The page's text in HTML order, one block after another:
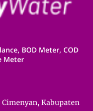
BOD Meter, COD
Meter
Cimenyan, Kabupaten